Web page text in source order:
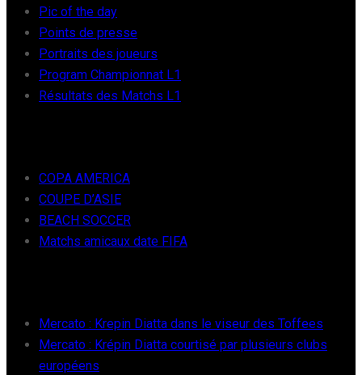
Pic of the day
Points de presse
Portraits des joueurs
Program Championnat L1
Résultats des Matchs L1
COPA AMERICA
COUPE D’ASIE
BEACH SOCCER
Matchs amicaux date FIFA
Mercato : Krepin Diatta dans le viseur des Toffees
Mercato : Krépin Diatta courtisé par plusieurs clubs
européens